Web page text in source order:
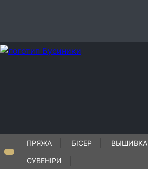
ПРЯЖА БІСЕР ВЫШИВКА
СУВЕНІРИ